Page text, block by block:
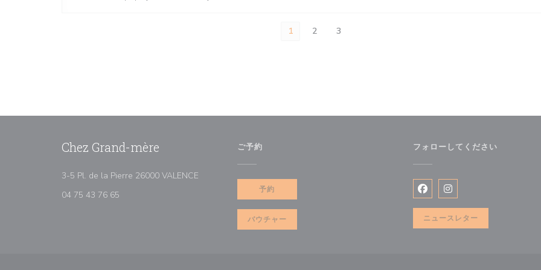
1 2 3
Chez Grand-mère
3-5 Pl. de la Pierre 26000 VALENCE
04 75 43 76 65
ご予約
予約
バウチャー
フォローしてください
Facebook ((新しいウィンド
Instagram ((新しいウ
ニュースレター